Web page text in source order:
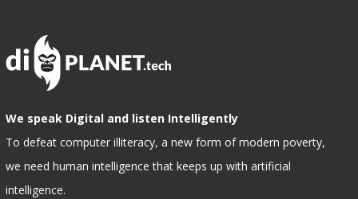
We speak Digital and listen Intelligently
To defeat computer illiteracy, a new form of modern poverty,
we need human intelligence that keeps up with artificial
intelligence.